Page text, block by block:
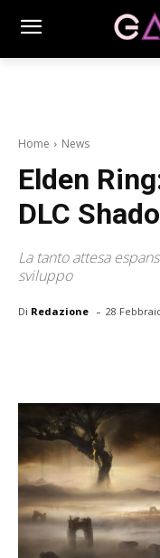
Home News
Elden
DLC
La tanto attesa
sviluppo
Di Redazione - 28